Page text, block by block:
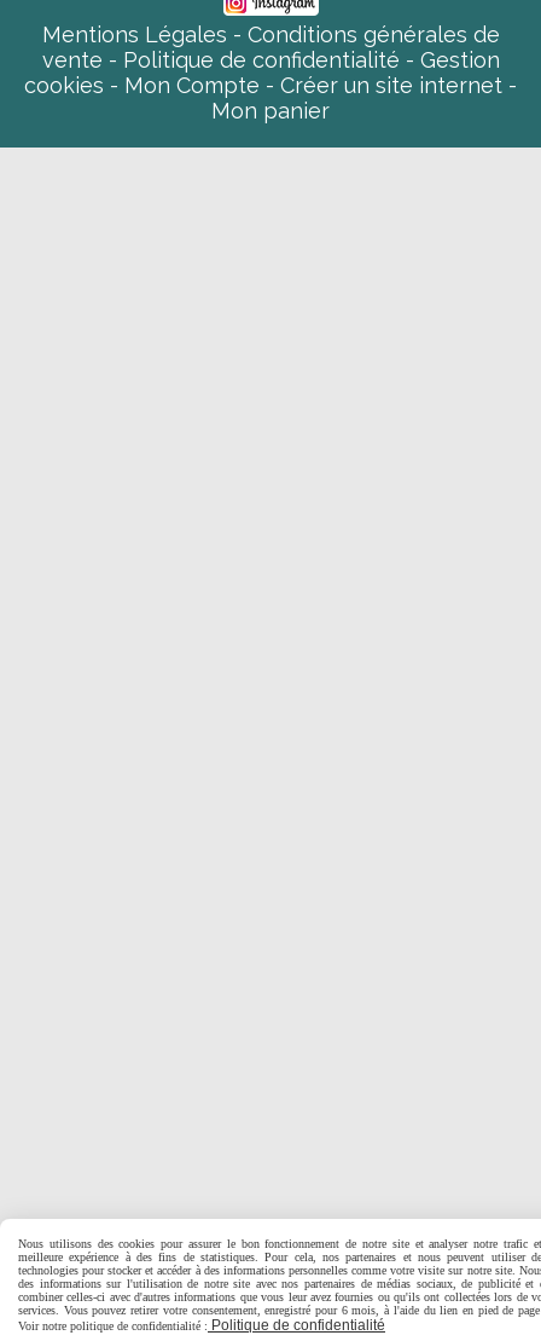
Mentions Légales
Conditions générales de
vente
Politique de confidentialité
Gestion
cookies
Mon Compte
Créer un site internet
Mon panier
Nous utilisons des cookies pour assurer le bon fonctionnement de notre site et analyser notre trafic
meilleure expérience à des fins de statistiques. Pour cela, nos partenaires et nous peuvent utiliser
technologies pour stocker et accéder à des informations personnelles comme votre visite sur notre site.
des informations sur l'utilisation de notre site avec nos partenaires de médias sociaux, de publicité et
combiner celles-ci avec d'autres informations que vous leur avez fournies ou qu'ils ont collectées lors de
services. Vous pouvez retirer votre consentement, enregistré pour 6 mois, à l'aide du lien en pied de
Voir notre politique de confidentialité : Politique de confidentialité